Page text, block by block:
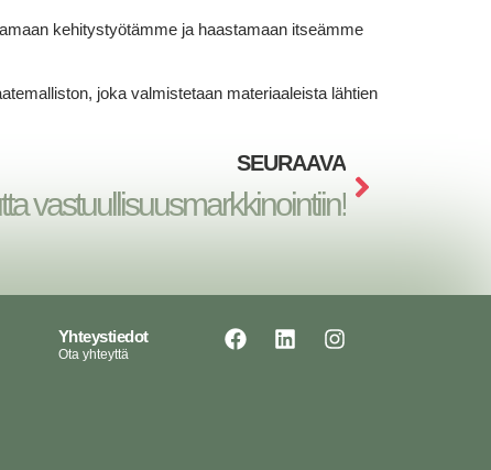
kehitystyötämme ja haastamaan itseämme
joka valmistetaan materiaaleista lähtien
SEURAAVA
vastuullisuusmarkkinointiin!
Yhteystiedot
Ota yhteyttä